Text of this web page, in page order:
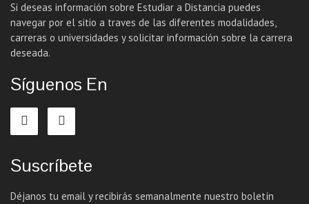
Si deseas información sobre Estudiar a Distancia puedes
navegar por el sitio a traves de las diferentes modalidades,
carreras o universidades y solicitar información sobre la carrera
deseada.
Síguenos En
Suscríbete
Déjanos tu email y recibirás semanalmente nuestro boletín